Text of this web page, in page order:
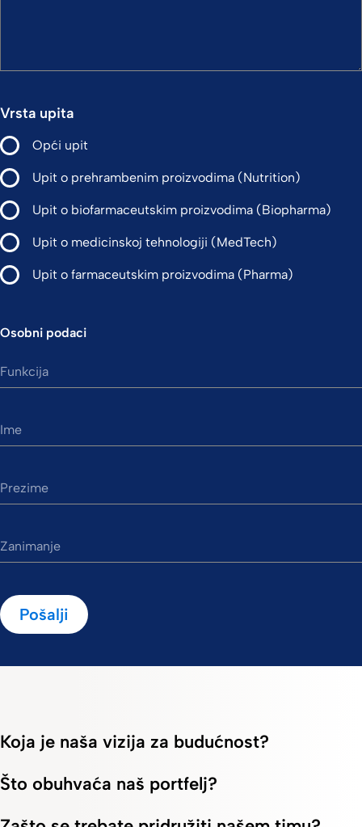
Vrsta upita
Opći upit
Upit o prehrambenim proizvodima (Nutrition)
Upit o biofarmaceutskim proizvodima (Biopharma)
Upit o medicinskoj tehnologiji (MedTech)
Upit o farmaceutskim proizvodima (Pharma)
Osobni podaci
Funkcija
Ime
Prezime
Zanimanje
Pošalji
Koja je naša vizija za budućnost?
Što obuhvaća naš portfelj?